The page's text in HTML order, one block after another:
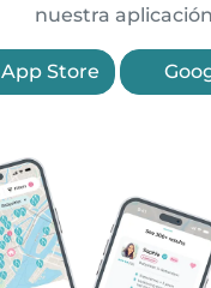
nuestra
App Store